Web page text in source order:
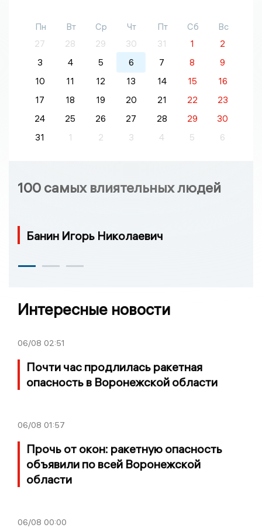
Пн Вт Ср Чт Пт Сб
Вс
27
28 29 30 31 1
2
3
4 5 6 7 8
9
10
11 12 13 14 15
16
17
18 19 20 21 22
23
24
25 26 27 28 29
30
31
1 2 3 4 5 6
100 самых влиятельных людей
Банин Игорь Николаевич
Интересные новости
06/08 02:51
Почти час продлилась ракетная
опасность в Воронежской области
06/08 01:57
Прочь от окон: ракетную опасность
объявили по всей Воронежской
области
06/08 00:00